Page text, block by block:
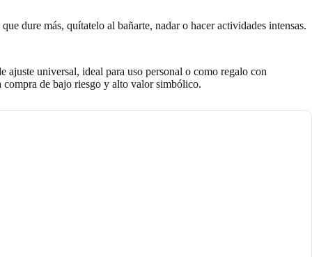
dure más, quítatelo al bañarte, nadar o hacer actividades intensas.
universal, ideal para uso personal o como regalo con
de bajo riesgo y alto valor simbólico.